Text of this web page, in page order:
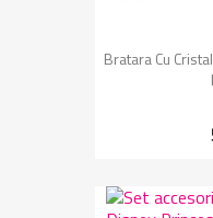

Bratara Cu